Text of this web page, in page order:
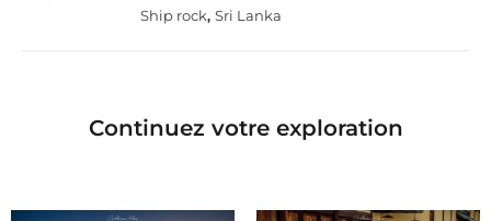
Ship rock, Sri Lanka
Continuez votre exploration